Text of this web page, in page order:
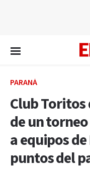
PARANÁ
Club Toritos
de un
a equipos
puntos del